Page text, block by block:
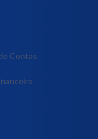
Contas